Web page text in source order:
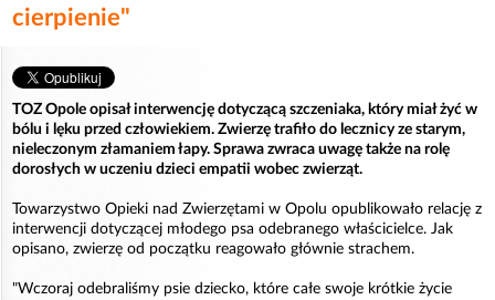
cierpienie"
TOZ Opole opisał interwencję dotyczącą szczeniaka, który miał żyć w
bólu i lęku przed człowiekiem. Zwierzę trafiło do lecznicy ze starym,
nieleczonym złamaniem łapy. Sprawa zwraca uwagę także na rolę
dorosłych w uczeniu dzieci empatii wobec zwierząt.
Towarzystwo Opieki nad Zwierzętami w Opolu opublikowało relację z
interwencji dotyczącej młodego psa odebranego właścicielce. Jak
opisano, zwierzę od początku reagowało głównie strachem.
"Wczoraj odebraliśmy psie dziecko, które całe swoje krótkie życie